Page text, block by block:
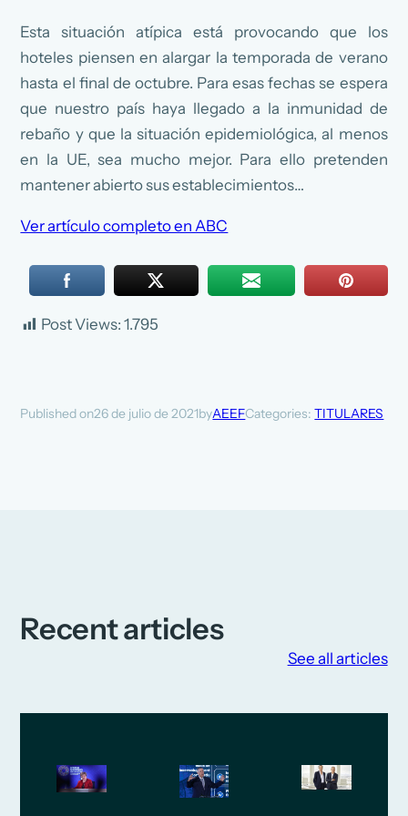
Esta situación atípica está provocando que los
hoteles piensen en alargar la temporada de verano
hasta el final de octubre. Para esas fechas se espera
que nuestro país haya llegado a la inmunidad de
rebaño y que la situación epidemiológica, al menos
en la UE, sea mucho mejor. Para ello pretenden
mantener abierto sus establecimientos…
Ver artículo completo en ABC
Post Views: 1.795
Published on26 de julio de 2021byAEEFCategories:TITULARES
Recent articles
See all articles